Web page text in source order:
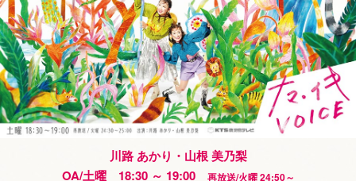
川路 あかり・山根 美乃梨
OA/土曜 18:30 ～ 19:00
再放送/火曜 24:50～